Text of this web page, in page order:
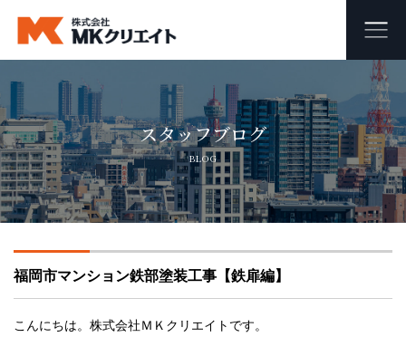
ホーム
MKクリエイトのワンストップ自社施工
ビル・マンション・商業施設の大規模修繕工事
外壁塗装・防水工事
オフィス・店舗の内装リフォーム・リノベーション
足場組み立て・解体工事
スタッフブログ
BLOG
福岡市マンション鉄部塗装工事【鉄扉編】
こんにちは。株式会社ＭＫクリエイトです。